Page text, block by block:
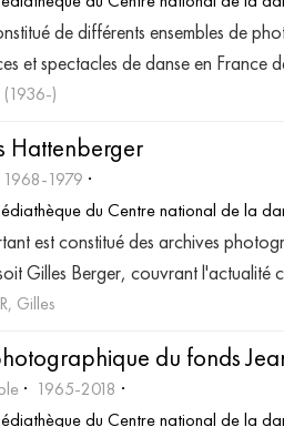
de différents ensembles de
et spectacles de danse en France
(1936-)
Hattenberger
1968-1979
du Centre national de la
est constitué des archives
Gilles Berger, couvrant l'actualité
Gilles
du fonds
1965-2018
du Centre national de la